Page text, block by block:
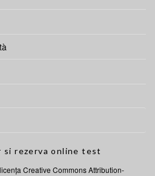
si rezerva online test
Creative Commons Attribution-